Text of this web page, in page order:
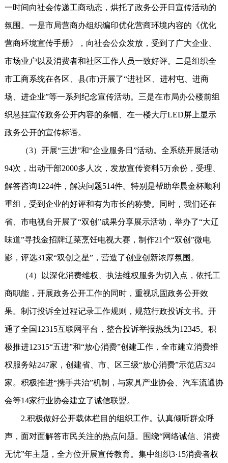
一时间向社会传递工商动态，烘托了政务公开日宣传活动的
氛围。一是市局营商办组织编印优化营商环境内容的《优化
营商环境宣传手册》，向社会公众发放，受到了广大企业、
市场业户以及消费者和社区工作人员一致好评。二是组织全
市工商系统在各区、县(市)开展了“进社区、进村屯、进商
场、进企业”等一系列纪念宣传活动。三是在市局办公楼前组
织悬挂宣传政务公开内容的条幅、在一楼大厅LED屏上显示
政务公开的宣传标语。
（3）开展“三进”和“企业服务日”活动。全系统开展活动
94次，出动干部2000多人次，发放宣传资料5万余份，受理、
解答咨询1224件，解决问题514件。特别是帮助华晨金杯顺利
重组，受到企业的好评和有为市长的称赞。同时，我们还在
省、市电视台开展了“双创”成果分享展示活动，举办了“大辽
味道”寻找金招牌辽菜烹饪电视大赛，制作21个“双创”微电
影，评选31家“双创之星”，营造了创业创新浓厚氛围。
（4）以深化消费维权、执法维权服务为切入点，依托工
商职能，开展政务公开工作的同时，重视巩固政务公开效
果。制订投诉全过程记录工作规则，规范行政投诉文书。开
通了全国12315互联网平台，整合投诉举报热线为12345。积
极推进12315“五进”和“放心消费”创建工作，全市建立消费维
权服务站247家，创建省、市、区三级“放心消费”示范店324
家。积极推进“携手共治”机制，与家具产业协会、汽车流通协
会等14家行业协会建立了诚信联盟。
2.积极做好公开载体栏目的组织工作。认真倾听群众呼
声，面对面解答市民关注的热点问题。围绕“网络诚信、消费
无忧”年主题，全方位开展宣传教育。集中组织3·15消费者权